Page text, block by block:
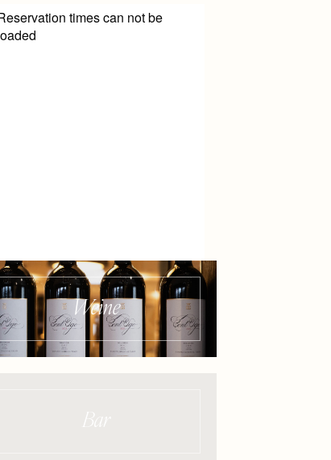
Weine
Bar